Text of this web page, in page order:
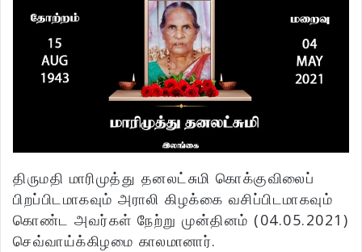
திருமதி மாரிமுத்து தனலட்சுமி கொக்குவிலைப்
பிறப்பிடமாகவும் அராலி கிழக்கை வசிப்பிடமாகவும்
கொண்ட அவர்கள் நேற்று முன்தினம் (04.05.2021)
செவ்வாய்க்கிழமை காலமானார்.